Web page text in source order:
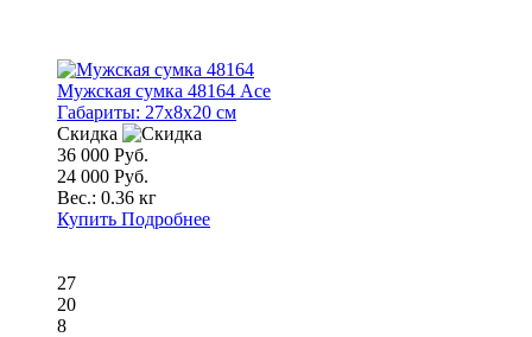
Мужская сумка 48164 Ace
Габариты: 27x8x20 см
Скидка
36 000 Руб.
24 000 Руб.
Вес.: 0.36 кг
Купить Подробнее
27
20
8